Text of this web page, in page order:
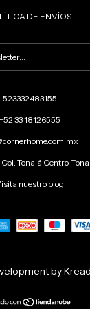
DE ENVÍOS
523332483155
+52 33 18126555
Tonalá Centro,
nuestro blog!
by